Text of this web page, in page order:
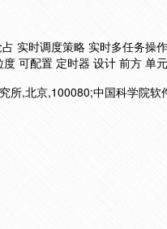
实时调度策略 实时多任务操
可配置 定时器 设计 前方 单元
所,北京,100080;中国科学院软